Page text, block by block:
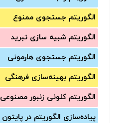
الگوریتم جستجوی ممنوع
الگوریتم شبیه سازی تبرید
الگوریتم جستجوی هارمونی
الگوریتم بهینه‌سازی فرهنگی
الگوریتم کلونی زنبور مصنوعی
پیاده‌سازی الگوریتم در پایتون